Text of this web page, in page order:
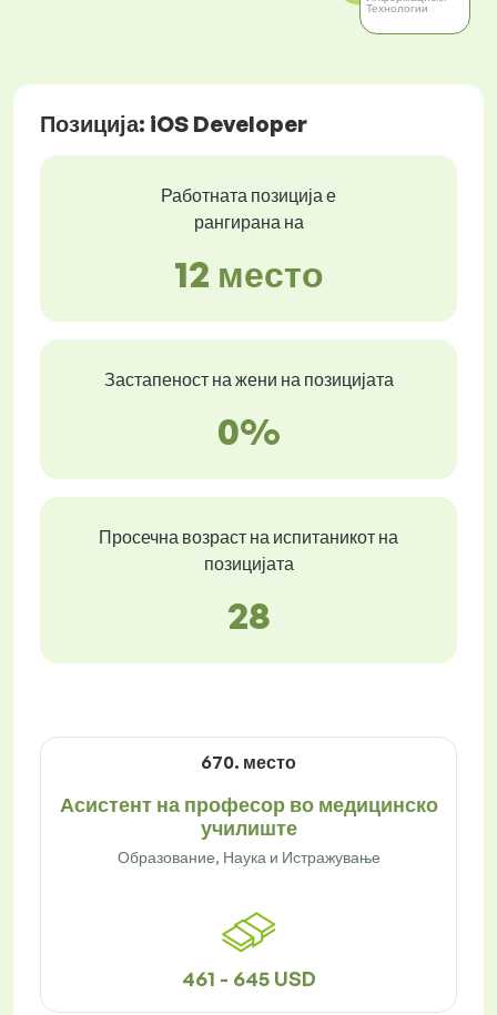
Технологии
Позиција: iOS Developer
Работната позиција е
рангирана на
12 место
Застапеност на жени на позицијата
0%
Просечна возраст на испитаникот на
позицијата
28
670. место
Асистент на професор во медицинско
училиште
Образование, Наука и Истражување
461 - 645 USD